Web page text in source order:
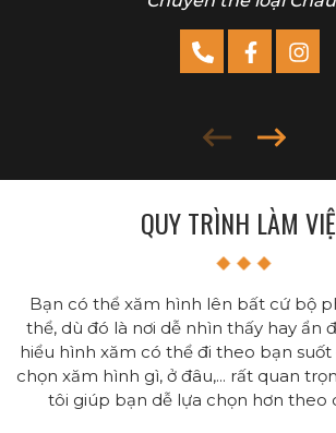
QUY TRÌNH LÀM
Bạn có thể xăm hình lên bất cứ bộ
thể, dù đó là nơi dễ nhìn thấy hay ẩn
hiểu hình xăm có thể đi theo bạn suốt
chọn xăm hình gì, ở đâu,... rất quan
tôi giúp bạn dễ lựa chọn hơn theo